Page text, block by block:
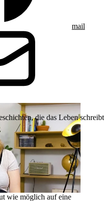
mail
die das Leben schreibt
wie möglich auf eine